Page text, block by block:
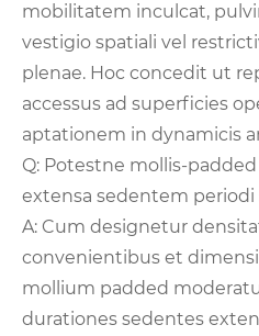
mobilitatem inculcat,
vestigio spatiali vel
plenae. Hoc concedit ut
accessus ad superficies
aptationem in dynamicis
Q: Potestne mollis-
extensa sedentem periodi
A: Cum designetur
convenientibus et
mollium padded
durationes sedentes